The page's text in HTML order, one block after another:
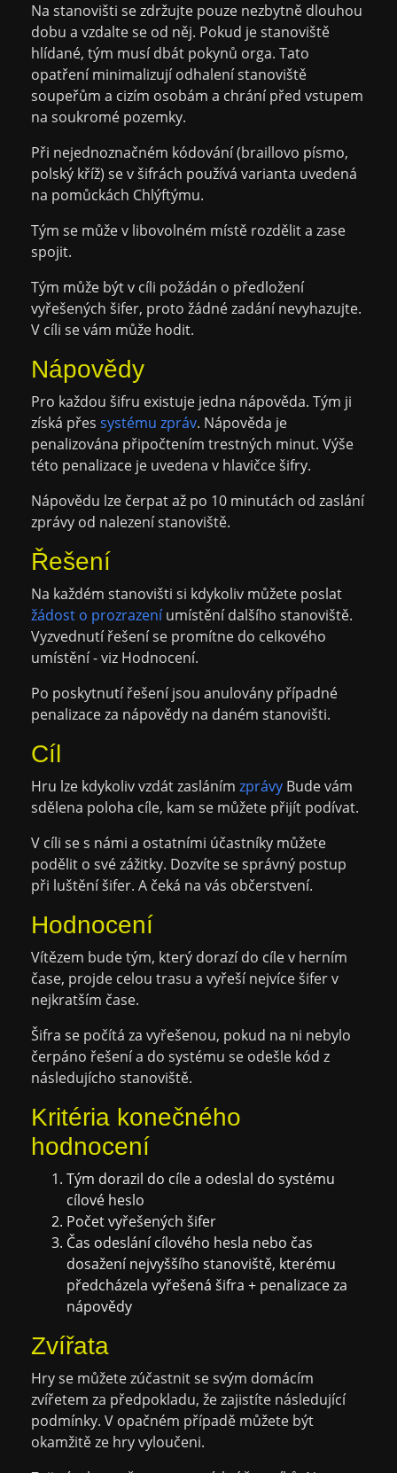
Na stanovišti se zdržujte pouze nezbytně dlouhou
dobu a vzdalte se od něj. Pokud je stanoviště
hlídané, tým musí dbát pokynů orga. Tato
opatření minimalizují odhalení stanoviště
soupeřům a cizím osobám a chrání před vstupem
na soukromé pozemky.
Při nejednoznačném kódování (braillovo písmo,
polský kříž) se v šifrách používá varianta uvedená
na pomůckách Chlýftýmu.
Tým se může v libovolném místě rozdělit a zase
spojit.
Tým může být v cíli požádán o předložení
vyřešených šifer, proto žádné zadání nevyhazujte.
V cíli se vám může hodit.
Nápovědy
Pro každou šifru existuje jedna nápověda. Tým ji
získá přes systému zpráv. Nápověda je
penalizována připočtením trestných minut. Výše
této penalizace je uvedena v hlavičce šifry.
Nápovědu lze čerpat až po 10 minutách od zaslání
zprávy od nalezení stanoviště.
Řešení
Na každém stanovišti si kdykoliv můžete poslat
žádost o prozrazeníumístění dalšího stanoviště.
Vyzvednutí řešení se promítne do celkového
umístění - viz Hodnocení.
Po poskytnutí řešení jsou anulovány případné
penalizace za nápovědy na daném stanovišti.
Cíl
Hru lze kdykoliv vzdát zasláním zprávy Bude vám
sdělena poloha cíle, kam se můžete přijít podívat.
V cíli se s námi a ostatními účastníky můžete
podělit o své zážitky. Dozvíte se správný postup
při luštění šifer. A čeká na vás občerstvení.
Hodnocení
Vítězem bude tým, který dorazí do cíle v herním
čase, projde celou trasu a vyřeší nejvíce šifer v
nejkratším čase.
Šifra se počítá za vyřešenou, pokud na ni nebylo
čerpáno řešení a do systému se odešle kód z
následujícho stanoviště.
Kritéria konečného
hodnocení
Tým dorazil do cíle a odeslal do systému
cílové heslo
Počet vyřešených šifer
Čas odeslání cílového hesla nebo čas
dosažení nejvyššího stanoviště, kterému
předcházela vyřešená šifra + penalizace za
nápovědy
Zvířata
Hry se můžete zúčastnit se svým domácím
zvířetem za předpokladu, že zajistíte následující
podmínky. V opačném případě můžete být
okamžitě ze hry vyloučeni.